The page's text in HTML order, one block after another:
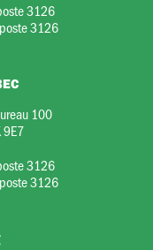
3126
3126
100
9E7
3126
3126